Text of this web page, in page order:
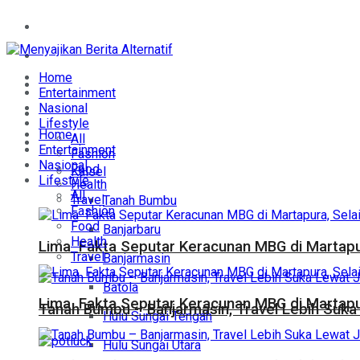
Entertainment
Nasional
Lifestyle
Daerah
Kalsel
Tanah Bumbu
Banjarbaru
Banjarmasin
Batola
Hulu Sungai Tengah
Hulu Sungai Utara
Home
Entertainment
Nasional
Lifestyle
All
Fashion
Food
Health
Travel
Lima Fakta Seputar Keracunan MBG di
Tanah Bumbu – Banjarmasin, Travel Lebih
Home
Entertainment
Nasional
Lifestyle
All
Fashion
Food
Health
Travel
Lima Fakta Seputar Keracunan MBG di